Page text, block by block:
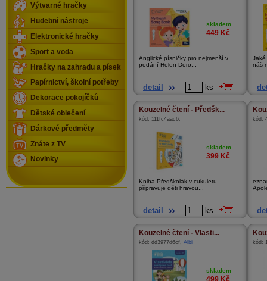
skladem
449 Kč
Anglické písničky pro nejmenší v
podání Helen Doro...
detail ks
Jaké
náš
Kouzelné čtení - Předšk...
kód: 111fc4aac6,
skladem
399 Kč
Kniha Předškolák v cukuletu
připravuje děti hravou...
detail ks
kód:
Kouzelné čtení - Vlasti...
kód: dd3977d6cf, Albi
skladem
499 Kč
kód:
Výtvarné hračky
Hudební nástroje
Elektronické hračky
Sport a voda
Hračky na zahradu a písek
Papírnictví, školní potřeby
Dekorace pokojíčků
Dětské oblečení
Dárkové předměty
Znáte z TV
Novinky